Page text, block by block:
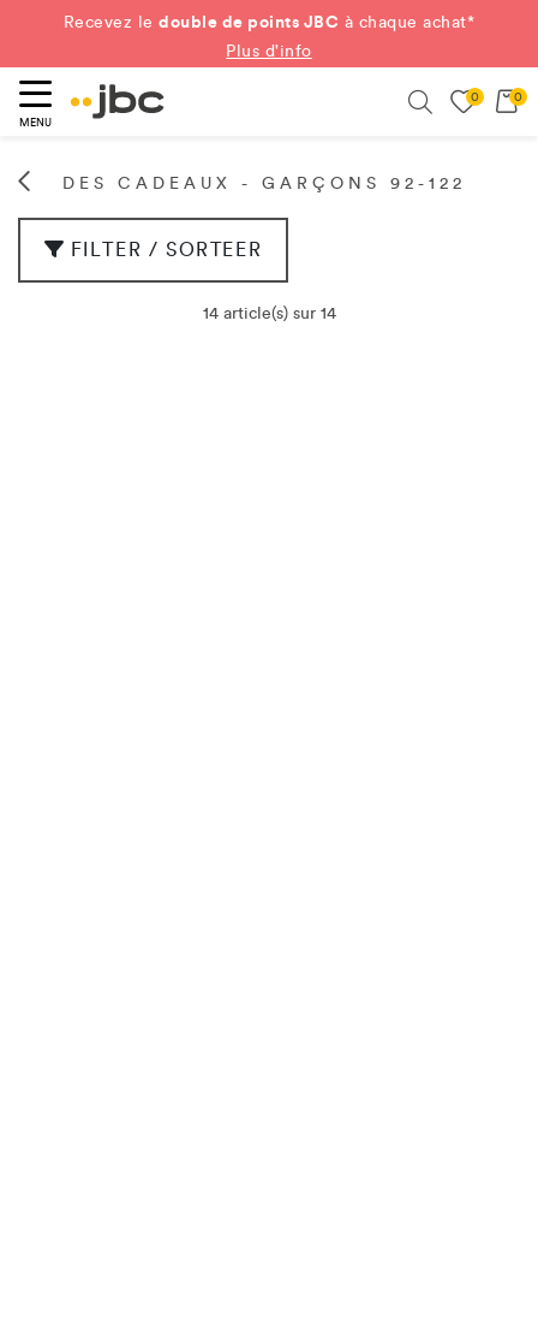
Recevez ledouble de points JBC à chaque achat*
Plus d'info
MENU
0 0
DES CADEAUX - GARÇONS 92-122
FILTER / SORTEER
14 article(s) sur 14